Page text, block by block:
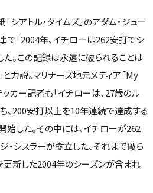
シアトル・タイムズ」のアダム・ジュー
で「2004年、イチローは262安打でシ
。この記録は永遠に破られることは
力説。マリナーズ地元メディア「My
カー記者も「イチローは、27歳のル
、200安打以上を10年連続で達成する
始した。その中には、イチローが262
・シスラーが樹立した、それまで破ら
新した2004年のシーズンが含まれ